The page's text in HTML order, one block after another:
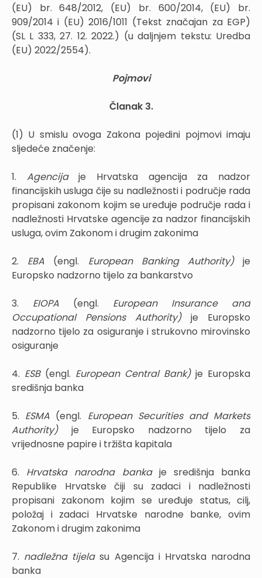
(EU) br. 648/2012, (EU) br. 600/2014, (EU) br.
909/2014 i (EU) 2016/1011 (Tekst značajan za EGP)
(SL L 333, 27. 12. 2022.) (u daljnjem tekstu: Uredba
(EU) 2022/2554).
Pojmovi
Članak 3.
(1) U smislu ovoga Zakona pojedini pojmovi imaju
sljedeće značenje:
1. Agencijaje Hrvatska agencija za nadzor
financijskih usluga čije su nadležnosti i područje rada
propisani zakonom kojim se uređuje područje rada i
nadležnosti Hrvatske agencije za nadzor financijskih
usluga, ovim Zakonom i drugim zakonima
2. EBA (engl. European Banking Authority)je
Europsko nadzorno tijelo za bankarstvo
3. EIOPA (engl. European Insurance and
Occupational Pensions Authority) je Europsko
nadzorno tijelo za osiguranje i strukovno mirovinsko
osiguranje
4. ESB (engl. European Central Bank) je Europska
središnja banka
5. ESMA (engl. European Securities and Markets
Authority) je Europsko nadzorno tijelo za
vrijednosne papire i tržišta kapitala
6. Hrvatska narodna banka je središnja banka
Republike Hrvatske čiji su zadaci i nadležnosti
propisani zakonom kojim se uređuje status, cilj,
položaj i zadaci Hrvatske narodne banke, ovim
Zakonom i drugim zakonima
7. nadležna tijelasu Agencija i Hrvatska narodna
banka